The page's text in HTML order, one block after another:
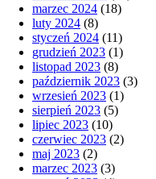
marzec 2024 (18)
luty 2024 (8)
styczeń 2024 (11)
grudzień 2023 (1)
listopad 2023 (8)
październik 2023 (3)
wrzesień 2023 (1)
sierpień 2023 (5)
lipiec 2023 (10)
czerwiec 2023 (2)
maj 2023 (2)
marzec 2023 (3)